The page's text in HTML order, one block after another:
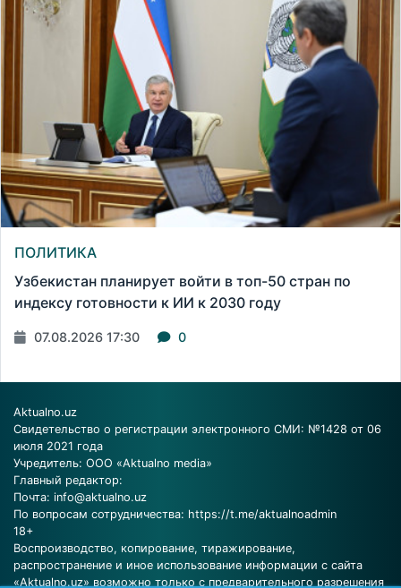
ПОЛИТИКА
Узбекистан планирует войти в топ-50 стран по
индексу готовности к ИИ к 2030 году
07.08.2026 17:30 0
Aktualno.uz
Свидетельство о регистрации электронного СМИ: №1428 от 06
июля 2021 года
Учредитель: ООО «Aktualno media»
Главный редактор:
Почта: info@aktualno.uz
По вопросам сотрудничества: https://t.me/aktualnoadmin
18+
Воспроизводство, копирование, тиражирование,
распространение и иное использование информации с сайта
«Aktualno.uz» возможно только с предварительного разрешения